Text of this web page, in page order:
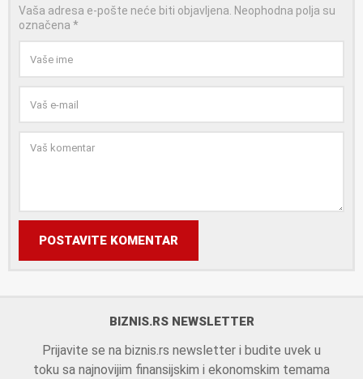
Vaša adresa e-pošte neće biti objavljena. Neophodna polja su
označena *
POSTAVITE KOMENTAR
BIZNIS.RS NEWSLETTER
Prijavite se na biznis.rs newsletter i budite uvek u
toku sa najnovijim finansijskim i ekonomskim temama